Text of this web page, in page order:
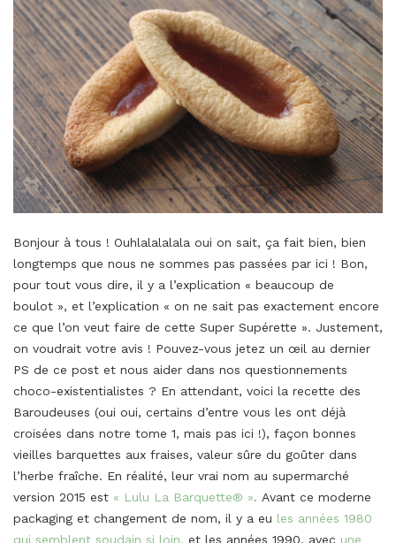
Bonjour à tous ! Ouhlalalalala oui on sait, ça fait bien, bien
longtemps que nous ne sommes pas passées par ici ! Bon,
pour tout vous dire, il y a l’explication « beaucoup de
boulot », et l’explication « on ne sait pas exactement encore
ce que l’on veut faire de cette Super Supérette ». Justement,
on voudrait votre avis ! Pouvez-vous jetez un œil au dernier
PS de ce post et nous aider dans nos questionnements
choco-existentialistes ? En attendant, voici la recette des
Baroudeuses (oui oui, certains d’entre vous les ont déjà
croisées dans notre tome 1, mais pas ici !), façon bonnes
vieilles barquettes aux fraises, valeur sûre du goûter dans
l’herbe fraîche. En réalité, leur vrai nom au supermarché
version 2015 est « Lulu La Barquette® ». Avant ce moderne
packaging et changement de nom, il y a eu les années 1980
qui semblent soudain si loin, et les années 1990, avec une